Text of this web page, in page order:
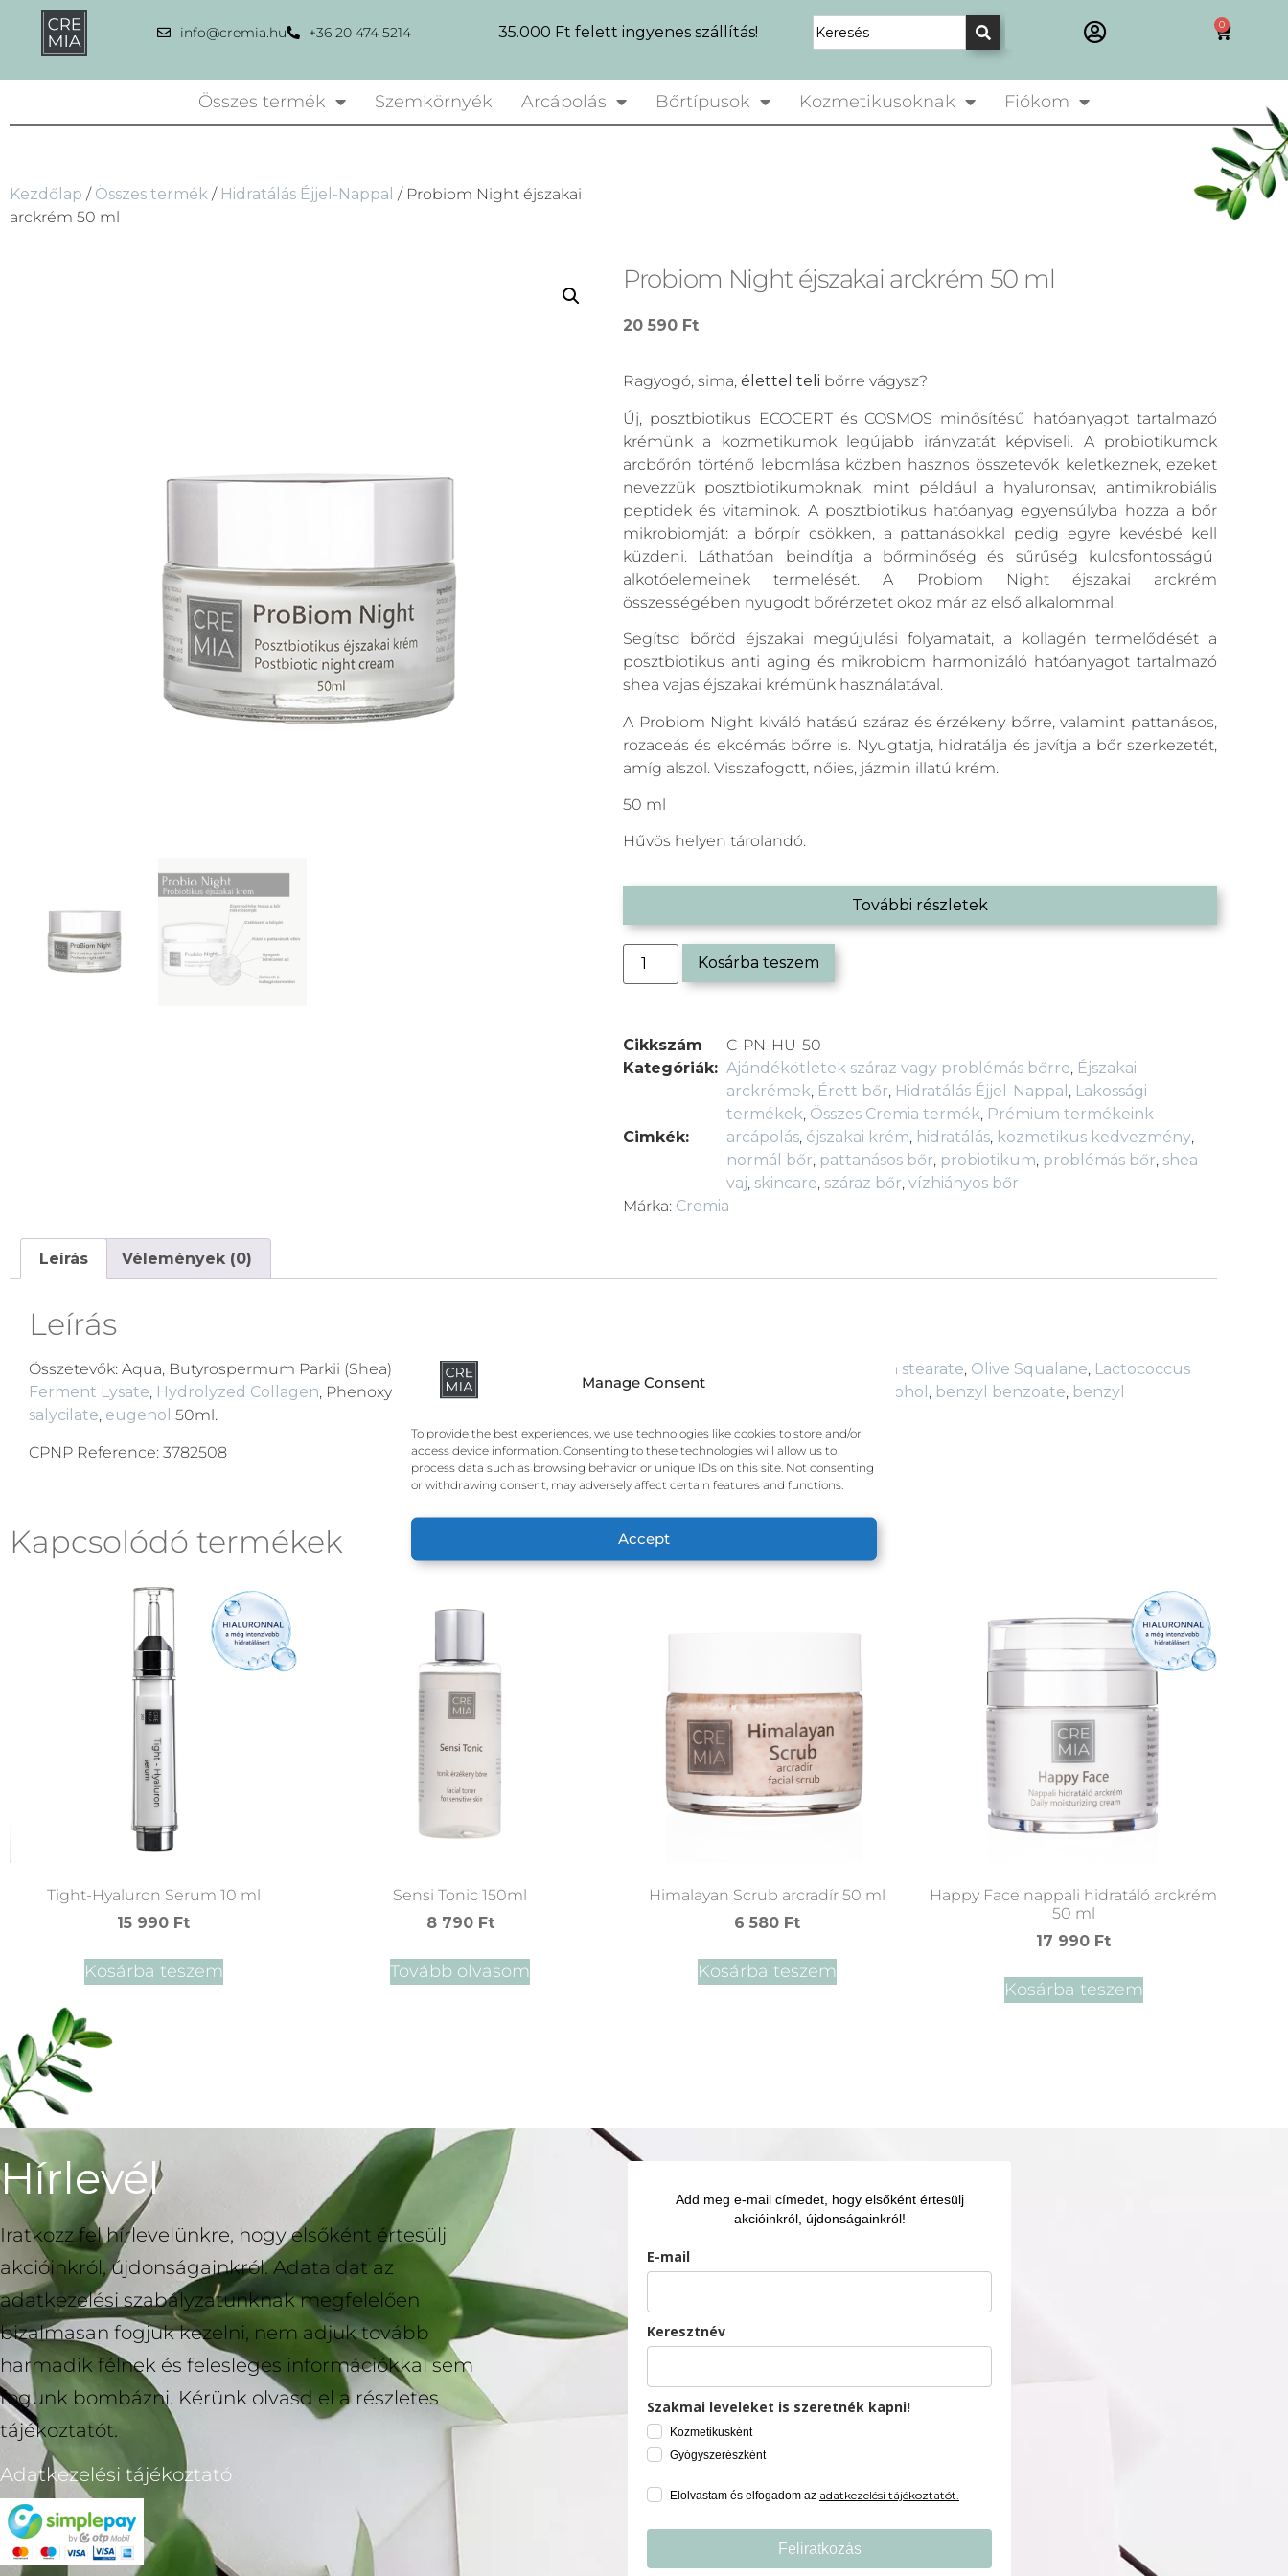
Manage Consent
To provide the best experiences, we use technologies like cookies to store and/or
access device information. Consenting to these technologies will allow us to
process data such as browsing behavior or unique IDs on this site. Not consenting
or withdrawing consent, may adversely affect certain features and functions.
Accept
info@cremia.hu +36 20 474 5214 35.000 Ft felett ingyenes szállítás! 0
Összes termék Szemkörnyék Arcápolás Bőrtípusok Kozmetikusoknak Fiókom
Kezdőlap / Összes termék / Hidratálás Éjjel-Nappal / Probiom Night éjszakai
arckrém 50 ml
Probiom Night éjszakai arckrém 50 ml
20 590 Ft
Ragyogó, sima, élettel teli bőrre vágysz?
Új, posztbiotikus ECOCERT és COSMOS minősítésű hatóanyagot tartalmazó
krémünk a kozmetikumok legújabb irányzatát képviseli. A probiotikumok
arcbőrőn történő lebomlása közben hasznos összetevők keletkeznek, ezeket
nevezzük posztbiotikumoknak, mint például a hyaluronsav, antimikrobiális
peptidek és vitaminok. A posztbiotikus hatóanyag egyensúlyba hozza a bőr
mikrobiomját: a bőrpír csökken, a pattanásokkal pedig egyre kevésbé kell
küzdeni. Láthatóan beindítja a bőrminőség és sűrűség kulcsfontosságú
alkotóelemeinek termelését. A Probiom Night éjszakai arckrém
összességében nyugodt bőrérzetet okoz már az első alkalommal.
Segítsd bőröd éjszakai megújulási folyamatait, a kollagén termelődését a
posztbiotikus anti aging és mikrobiom harmonizáló hatóanyagot tartalmazó
shea vajas éjszakai krémünk használatával.
A Probiom Night kiváló hatású száraz és érzékeny bőrre, valamint pattanásos,
rozaceás és ekcémás bőrre is. Nyugtatja, hidratálja és javítja a bőr szerkezetét,
amíg alszol. Visszafogott, nőies, jázmin illatú krém.
50 ml
Hűvös helyen tárolandó.
További részletek
Kosárba teszem
Cikkszám
C-PN-HU-50
Kategóriák: Ajándékötletek száraz vagy problémás bőrre, Éjszakai
arckrémek, Érett bőr, Hidratálás Éjjel-Nappal , Lakossági
termékek, Összes Cremia termék, Prémium termékeink
Cimkék:
arcápolás, éjszakai krém, hidratálás, kozmetikus kedvezmény,
normál bőr, pattanásos bőr, probiotikum, problémás bőr, shea
vaj, skincare, száraz bőr, vízhiányos bőr
Márka: Cremia
Leírás Vélemények (0)
Leírás
Összetevők: Aqua, Butyrospermum Parkii (Shea) Butter,Cetearyl Olivate Magnesium stearate, Olive Squalane, Lactococcus
Ferment Lysate, Hydrolyzed Collagen, Phenoxyethanol, Ethylhexylglycerin,Parfum, citronellol benzyl alcohol , benzyl benzoate, benzyl
salycilate, eugenol 50ml.
CPNP Reference: 3782508
Kapcsolódó termékek
Tight-Hyaluron Serum 10 ml
15 990 Ft
Kosárba teszem
Sensi Tonic 150ml
8 790 Ft
Tovább olvasom
Himalayan Scrub arcradír 50 ml
6 580 Ft
Kosárba teszem
Happy Face nappali hidratáló arckrém
50 ml
17 990 Ft
Kosárba teszem
Hírlevél
Iratkozz fel hírlevelünkre, hogy elsőként értesülj
akcióinkról, újdonságainkról. Adataidat az
adatkezelési szabályzatunknak megfelelően
bizalmasan fogjuk kezelni, nem adjuk tovább
harmadik félnek és felesleges információkkal sem
fogunk bombázni. Kérünk olvasd el a részletes
tájékoztatót.
Adatkezelési tájékoztató
Add meg e-mail címedet, hogy elsőként értesülj
akcióinkról, újdonságainkról!
E-mail
Keresztnév
Szakmai leveleket is szeretnék kapni!
Kozmetikusként
Gyógyszerészként
Elolvastam és elfogadom az adatkezelési tájékoztatót.
Feliratkozás